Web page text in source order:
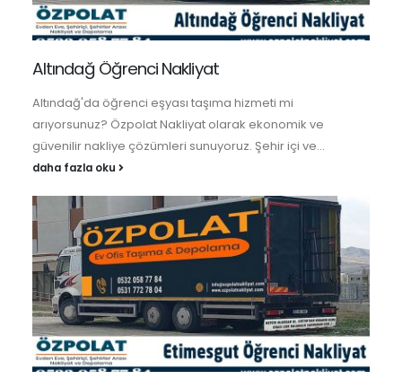
Altındağ Öğrenci Nakliyat
Altındağ'da öğrenci eşyası taşıma hizmeti mi
arıyorsunuz? Özpolat Nakliyat olarak ekonomik ve
güvenilir nakliye çözümleri sunuyoruz. Şehir içi ve...
daha fazla oku